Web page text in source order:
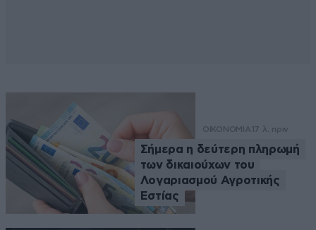
ΟΙΚΟΝΟΜΙΑ 17 λ. πριν
Σήμερα η δεύτερη πληρωμή
των δικαιούχων του
Λογαριασμού Αγροτικής
Εστίας